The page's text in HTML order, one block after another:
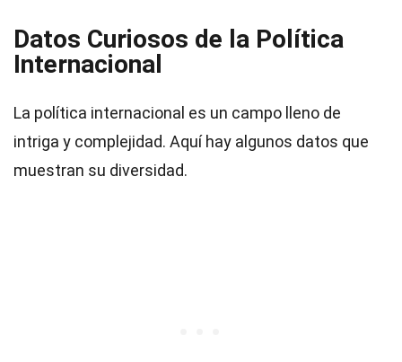
Datos Curiosos de la Política
Internacional
La política internacional es un campo lleno de
intriga y complejidad. Aquí hay algunos datos que
muestran su diversidad.